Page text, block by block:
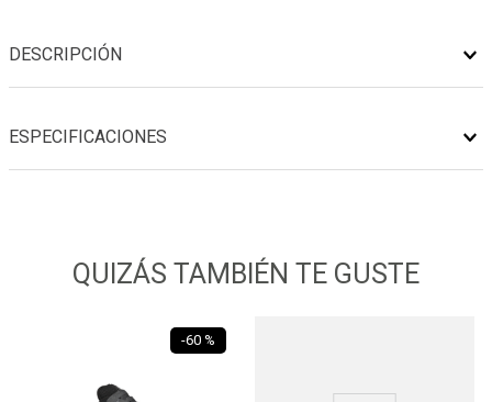
DESCRIPCIÓN
ESPECIFICACIONES
QUIZÁS TAMBIÉN TE GUSTE
-60 %